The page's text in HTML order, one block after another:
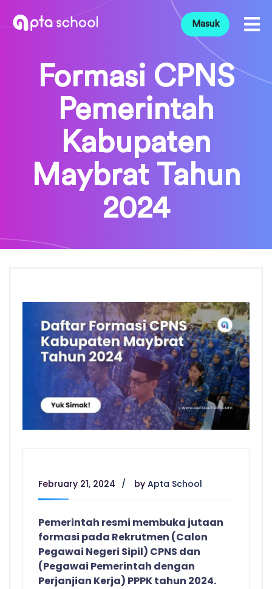
Masuk
Formasi CPNS
Pemerintah
Kabupaten
Maybrat Tahun
2024
February 21, 2024 by Apta School
Pemerintah resmi membuka jutaan
formasi pada Rekrutmen (Calon
Pegawai Negeri Sipil) CPNS dan
(Pegawai Pemerintah dengan
Perjanjian Kerja) PPPK tahun 2024.